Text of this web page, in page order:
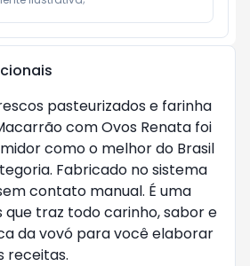
pasteurizados e farinha
com Ovos Renata foi
como o melhor do Brasil
Fabricado no sistema
contato manual. É uma
que traz todo carinho, sabor e
da vovó para você elaborar
receitas.